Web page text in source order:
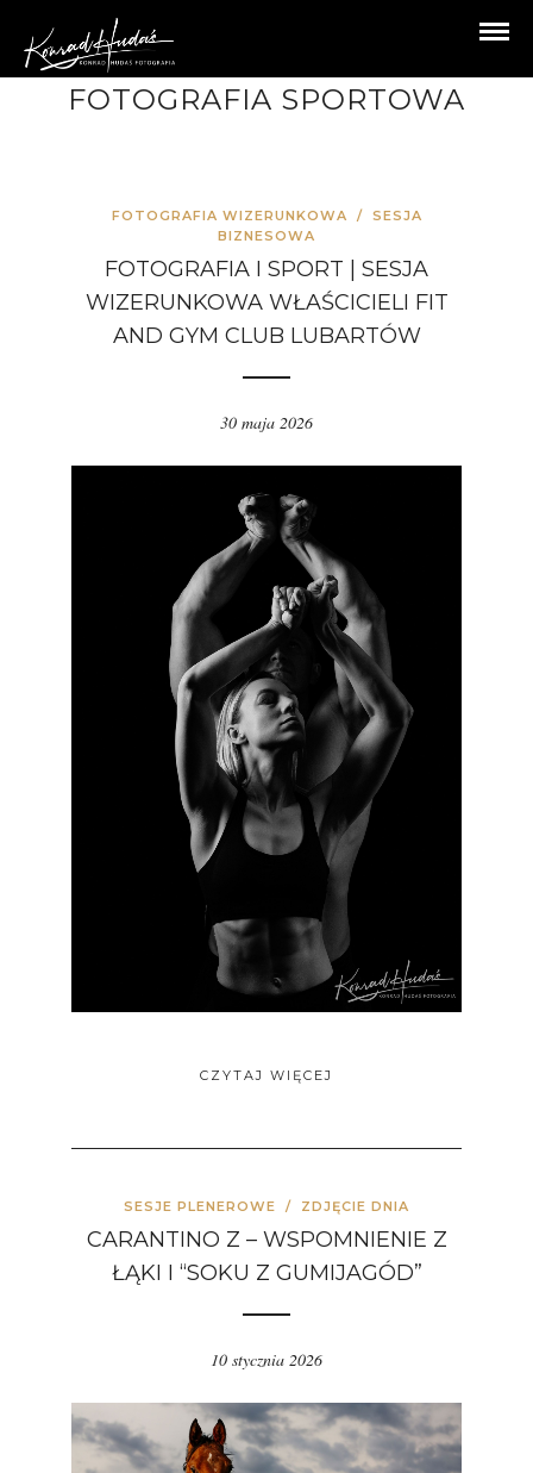
FOTOGRAFIA SPORTOWA
FOTOGRAFIA WIZERUNKOWA / SESJA
BIZNESOWA
FOTOGRAFIA I SPORT | SESJA
WIZERUNKOWA WŁAŚCICIELI FIT
AND GYM CLUB LUBARTÓW
30 maja 2026
CZYTAJ WIĘCEJ
SESJE PLENEROWE / ZDJĘCIE DNIA
CARANTINO Z – WSPOMNIENIE Z
ŁĄKI I “SOKU Z GUMIJAGÓD”
10 stycznia 2026